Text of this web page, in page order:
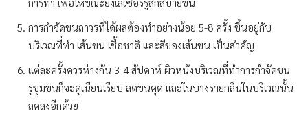
การกำจัดขนถาวรที่ได้ผลต้องทำอย่างน้อย 5-8 ครั้ง ขึ้นอยู่กับ
บริเวณที่ทำ เส้นขน เชื้อชาติ และสีของเส้นขน เป็นสำคัญ
แต่ละครั้งควรห่างกัน 3-4 สัปดาห์ ผิวหนังบริเวณที่ทำการกำจัดขน
รูขุมขนก็จะดูเนียนเรียบ ลดขนคุด และในบางรายกลิ่นในบริเวณนั้น
ลดลงอีกด้วย